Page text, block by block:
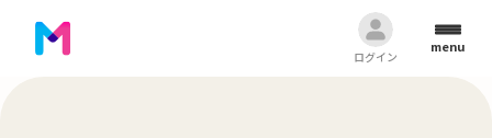
ログイン
menu